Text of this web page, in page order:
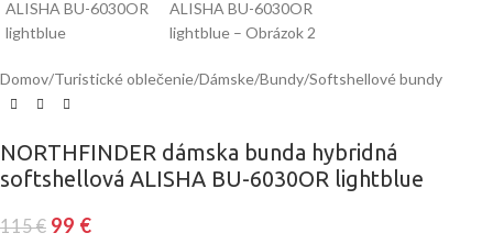
Domov/Turistické oblečenie/Dámske/Bundy/Softshellové bundy
NORTHFINDER dámska bunda hybridná
softshellová ALISHA BU-6030OR lightblue
115€ 99 €